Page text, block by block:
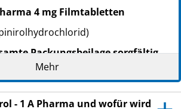
4 mg Filmtabletten
Packungsbeilage sorgfältig
mit der Einnahme dieses
denn sie enthält wichtige
Mehr
- 1 A Pharma und wofür wird